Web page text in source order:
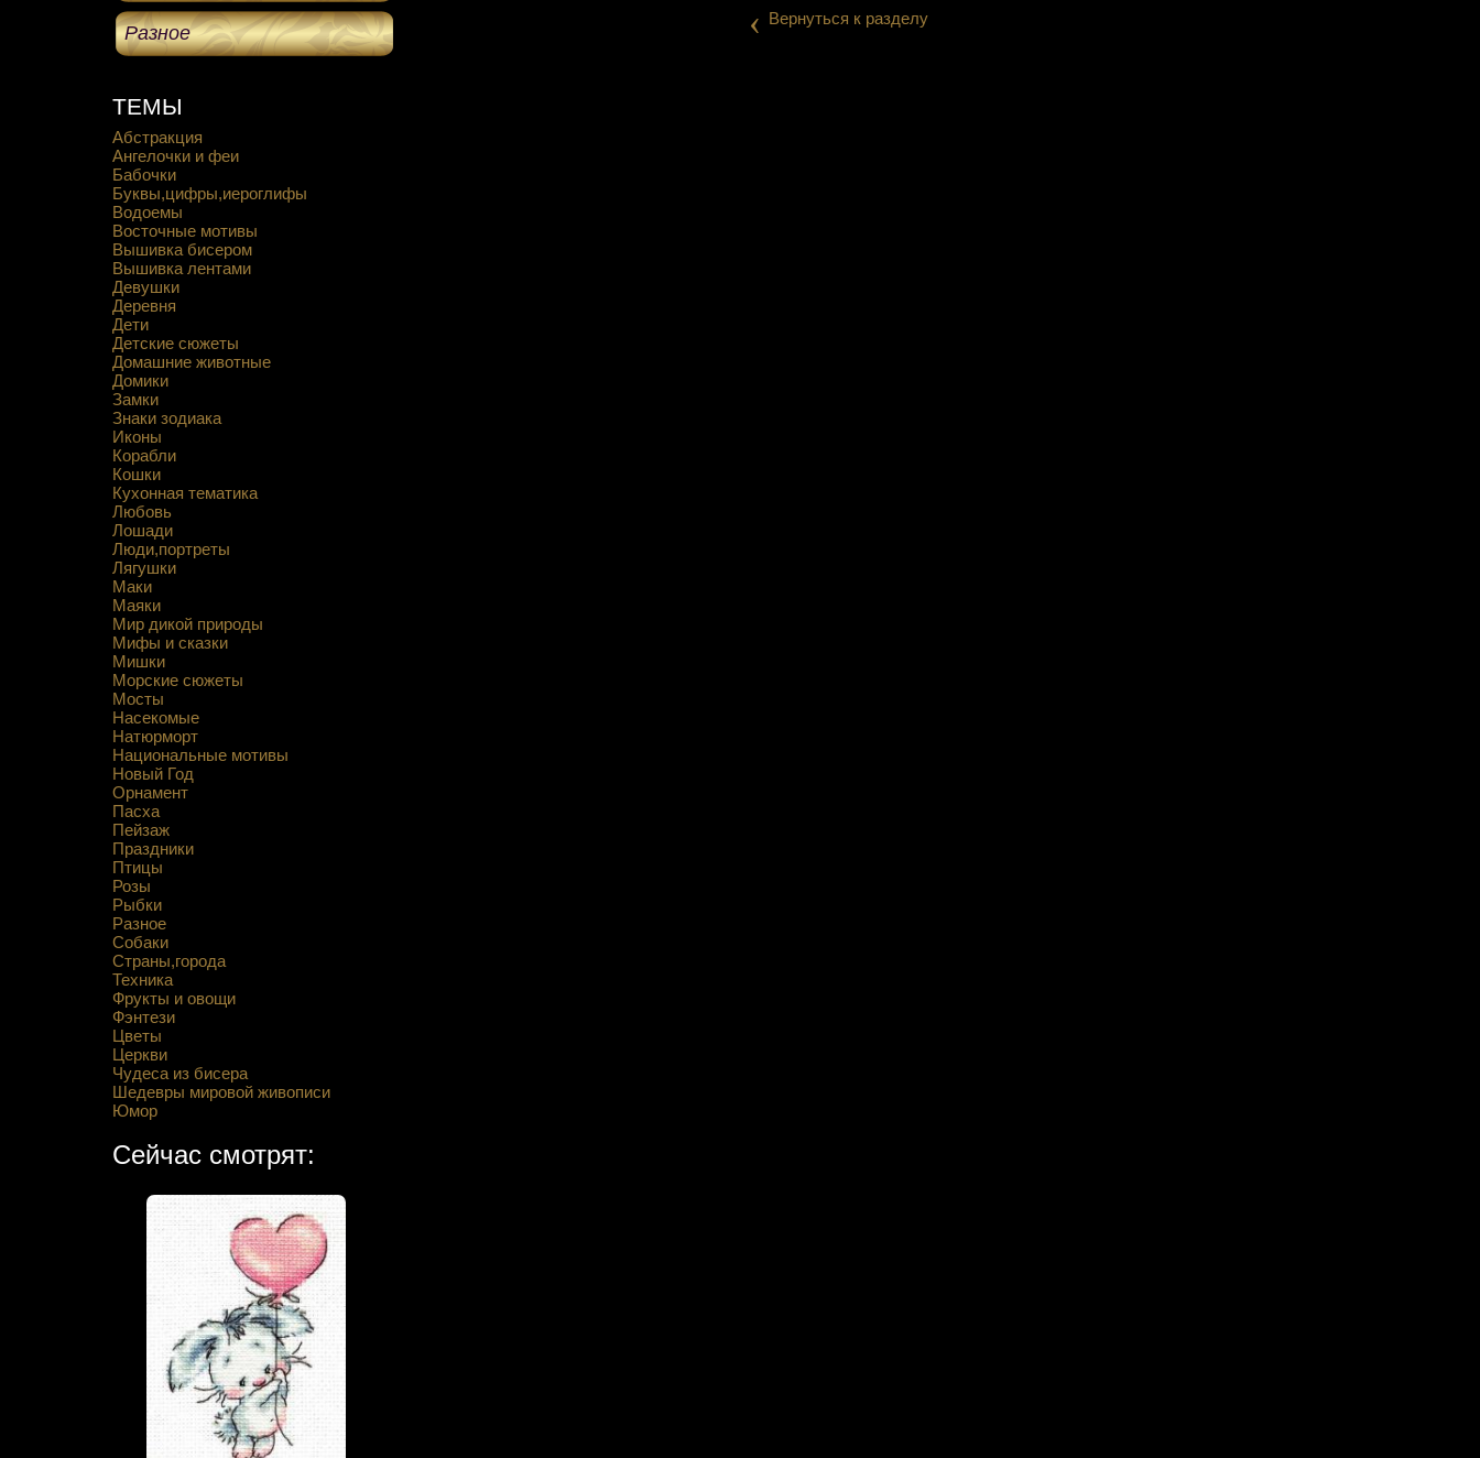
Разное
ТЕМЫ
Абстракция
Ангелочки и феи
Бабочки
Буквы,цифры,иероглифы
Водоемы
Восточные мотивы
Вышивка бисером
Вышивка лентами
Девушки
Деревня
Дети
Детские сюжеты
Домашние животные
Домики
Замки
Знаки зодиака
Иконы
Корабли
Кошки
Кухонная тематика
Любовь
Лошади
Люди,портреты
Лягушки
Маки
Маяки
Мир дикой природы
Мифы и сказки
Мишки
Морские сюжеты
Мосты
Насекомые
Натюрморт
Национальные мотивы
Новый Год
Орнамент
Пасха
Пейзаж
Праздники
Птицы
Розы
Рыбки
Разное
Собаки
Страны,города
Техника
Фрукты и овощи
Фэнтези
Цветы
Церкви
Чудеса из бисера
Шедевры мировой живописи
Юмор
Сейчас смотрят:
‹ Вернуться к разделу